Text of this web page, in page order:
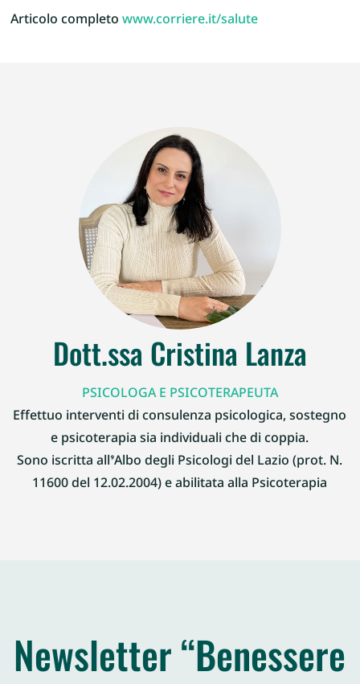
Articolo completowww.corriere.it/salute
Dott.ssa Cristina Lanza
PSICOLOGA E PSICOTERAPEUTA
Effettuo interventi di consulenza psicologica, sostegno
e psicoterapia sia individuali che di coppia.
Sono iscritta all’Albo degli Psicologi del Lazio (prot. N.
11600 del 12.02.2004) e abilitata alla Psicoterapia
Newsletter “Benessere